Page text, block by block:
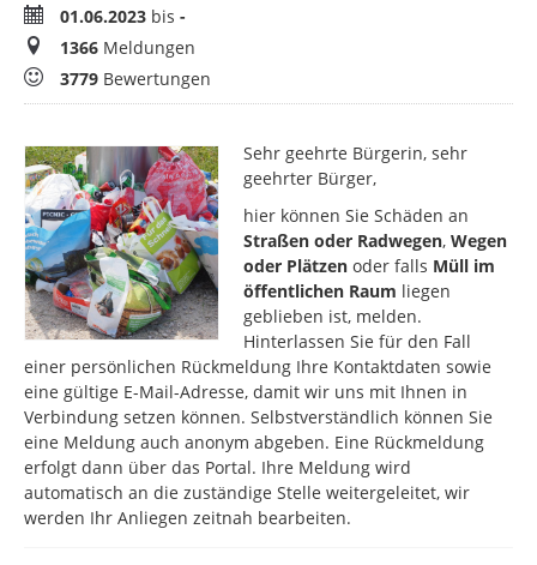
Zeitraum01.06.2023 bis -
Meldungen
1366 Meldungen
Bewertungen
3779 Bewertungen
Sehr geehrte Bürgerin, sehr
geehrter Bürger,
hier können Sie Schäden an
Straßen oder Radwegen,Wegen
oder Plätzen oder falls Müll im
öffentlichen Raum liegen
geblieben ist, melden.
Hinterlassen Sie für den Fall
einer persönlichen Rückmeldung Ihre Kontaktdaten sowie
eine gültige E-Mail-Adresse, damit wir uns mit Ihnen in
Verbindung setzen können. Selbstverständlich können Sie
eine Meldung auch anonym abgeben. Eine Rückmeldung
erfolgt dann über das Portal. Ihre Meldung wird
automatisch an die zuständige Stelle weitergeleitet, wir
werden Ihr Anliegen zeitnah bearbeiten.